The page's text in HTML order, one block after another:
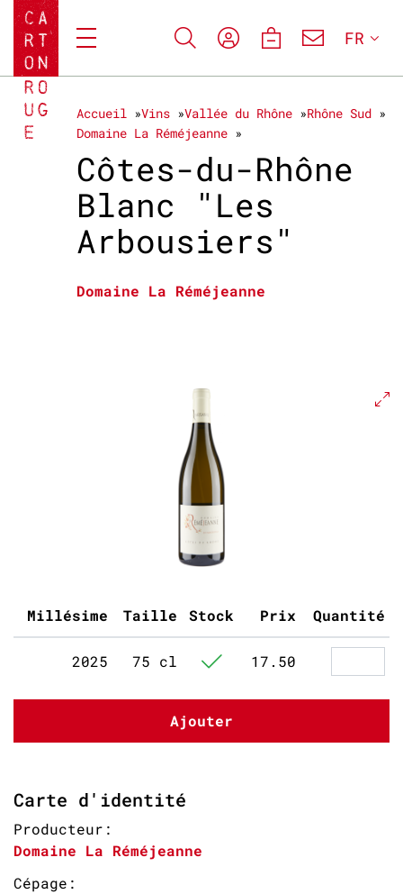
FR
Accueil Vins Vallée du Rhône
Rhône Sud
Domaine La Réméjeanne
Côtes-du-Rhône
Blanc "Les
Arbousiers"
Domaine La Réméjeanne
Millésime Taille Stock Prix Quantité
2025 75 cl 17.50
Ajouter
Carte d'identité
Producteur:
Domaine La Réméjeanne
Cépage: